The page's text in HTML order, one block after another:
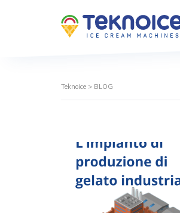
Teknoice > BLOG